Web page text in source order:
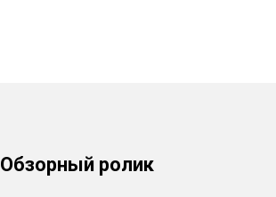
Обзорный ролик